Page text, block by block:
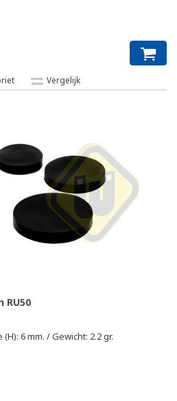
Vergelijk
RU50
6 mm. / Gewicht: 2.2 gr.